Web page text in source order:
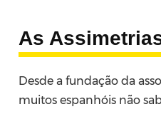
As
Desde a fundação da
muitos espanhóis não